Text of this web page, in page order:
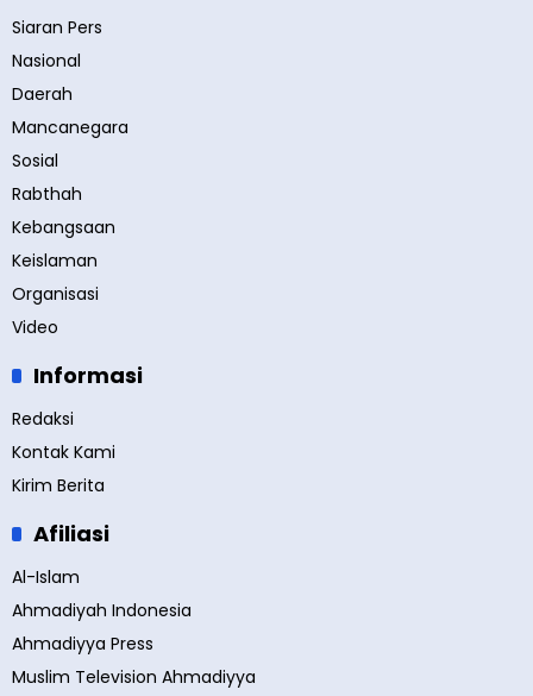
Siaran Pers
Nasional
Daerah
Mancanegara
Sosial
Rabthah
Kebangsaan
Keislaman
Organisasi
Video
Informasi
Redaksi
Kontak Kami
Kirim Berita
Afiliasi
Al-Islam
Ahmadiyah Indonesia
Ahmadiyya Press
Muslim Television Ahmadiyya